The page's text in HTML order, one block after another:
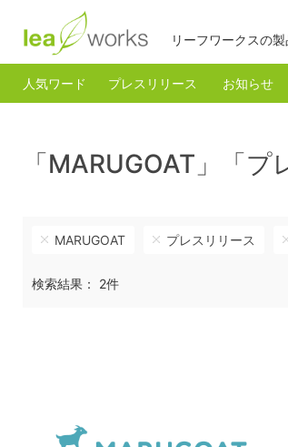
リーフワークスの
人気ワード プレスリリース お知らせ
「MARUGOAT」「
MARUGOAT プレスリリース
検索結果： 2件